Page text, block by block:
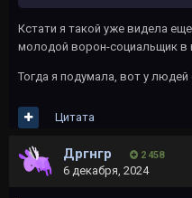
Кстати я такой уже видела
молодой ворон-социальщик в
Тогда я подумала, вот у людей
Цитата
Дргнгр 2 458
6 декабря, 2024